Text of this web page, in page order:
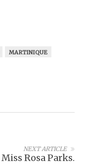
MARTINIQUE
NEXT ARTICLE
Miss Rosa Parks.